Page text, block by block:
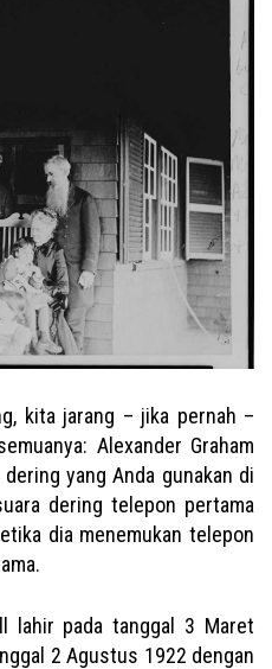
kita jarang – jika pernah –
Alexander Graham
yang Anda gunakan di
dering telepon pertama
dia menemukan telepon
lahir pada tanggal 3 Maret
2 Agustus 1922 dengan